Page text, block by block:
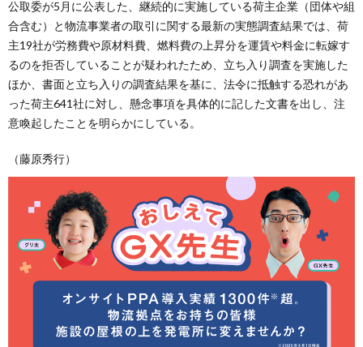
公取委が5月に公表した、継続的に実施している荷主企業（団体や組
合含む）と物流事業者の取引に関する最新の実態調査結果では、荷
主19社が労務費や原材料費、燃料費の上昇分を運賃や料金に転嫁す
るのを拒否していることが疑われたため、立ち入り調査を実施した
ほか、書面と立ち入りの調査結果を基に、法令に抵触する恐れがあ
った荷主641社に対し、懸念事項を具体的に記した文書を出し、注
意喚起したことを明らかにしている。
（藤原秀行）